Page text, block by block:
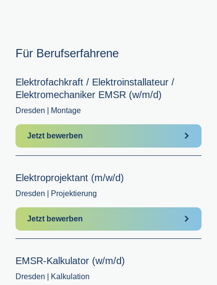
Für Berufserfahrene
Elektrofachkraft / Elektroinstallateur /
Elektromechaniker EMSR (w/m/d)
Dresden | Montage
Jetzt bewerben
Elektroprojektant (m/w/d)
Dresden | Projektierung
Jetzt bewerben
EMSR-Kalkulator (w/m/d)
Dresden | Kalkulation